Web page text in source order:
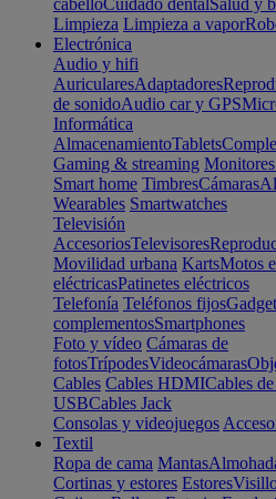
cabelloCuidado dentalSalud y
Limpieza Limpieza a vapor
Electrónica
Audio y hifi
AuricularesAdaptadores
de sonidoAudio car y GPS
Informática
AlmacenamientoTablets
Gaming & streaming
Smart home TimbresCámaras
Wearables Smartwatches
Televisión
AccesoriosTelevisores
Movilidad urbana KartsMotos
eléctricasPatinetes eléctricos
Telefonía Teléfonos fijos
complementosSmartphones
Foto y vídeo Cámaras de
fotosTrípodesVideocámaras
Cables Cables HDMICables
USBCables Jack
Consolas y videojuegos
Textil
Ropa de cama Mantas
Cortinas y estores Estores